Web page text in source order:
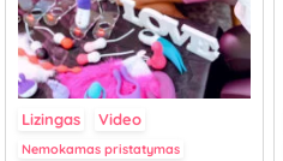
Lizingas Video
Nemokamas pristatymas